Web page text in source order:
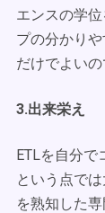
エンスの学
プの分かり
だけでよいの
3.出来栄え
ETLを自分で
という点で
を熟知した